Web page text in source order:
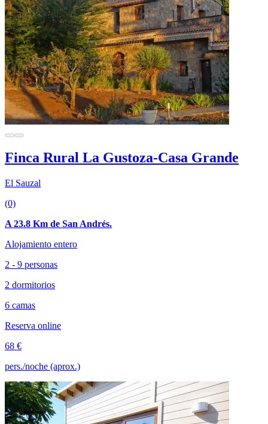
Finca Rural La Gustoza-Casa Grande
El Sauzal
(0)
A 23.8 Km de San Andrés.
Alojamiento entero
2 - 9 personas
2 dormitorios
6 camas
Reserva online
68 €
pers./noche (aprox.)